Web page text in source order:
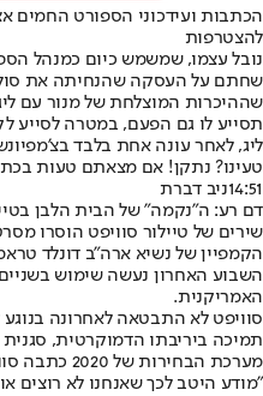
הכתבות ועידכוני הספורט החמים
להצטרפות
נובל עצמו, שמשמש כיום כמנהל
שחתם על העסקה שהנחיתה את
שההיכרות המוצלחת של מנור עם
תסייע לו גם הפעם, במטרה לסייע
ליג, לאחר עונה אחת בלבד
טעינו? נתקן! אם מצאתם טעות
14:51ניב דברת
דם רע: ה"נקמה" של הבית הלבן
שירים של טיילור סוויפט הוסרו
הקמפיין של נשיא ארה"ב דונלד
השבוע האחרון נעשה שימוש
האמריקנית.
תמיכה ביריבתו הדמוקרטית,
מערכת
"מודע היטב לכך שאנחנו לא רוצים